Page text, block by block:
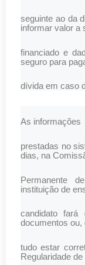
seguinte ao da
informar valor a
financiado e
seguro para
dívida em caso
As informações
prestadas no
dias, na
Permanente
instituição de
candidato
documentos ou,
tudo estar
Regularidade